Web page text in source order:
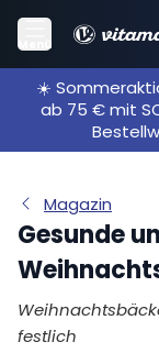
Menü
☀️
ab 75 € mit
Magazin
Gesunde
festlich
Statt
Statt
Vollkornmehle
Statt Ei:
Gesund